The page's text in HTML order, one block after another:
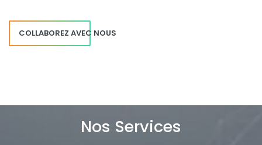
COLLABOREZ AVEC NOUS
Nos Services